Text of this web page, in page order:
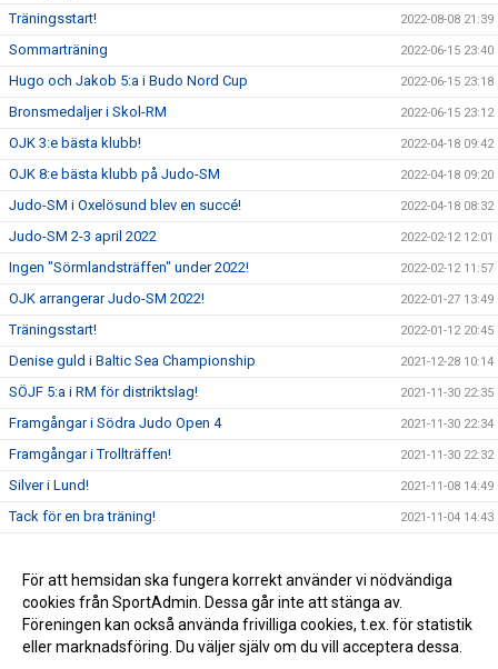
Träningsstart! 2022-08-08 21:39
Sommarträning 2022-06-15 23:40
Hugo och Jakob 5:a i Budo Nord Cup 2022-06-15 23:18
Bronsmedaljer i Skol-RM 2022-06-15 23:12
OJK 3:e bästa klubb! 2022-04-18 09:42
OJK 8:e bästa klubb på Judo-SM 2022-04-18 09:20
Judo-SM i Oxelösund blev en succé! 2022-04-18 08:32
Judo-SM 2-3 april 2022 2022-02-12 12:01
Ingen "Sörmlandsträffen" under 2022! 2022-02-12 11:57
OJK arrangerar Judo-SM 2022! 2022-01-27 13:49
Träningsstart! 2022-01-12 20:45
Denise guld i Baltic Sea Championship 2021-12-28 10:14
SÖJF 5:a i RM för distriktslag! 2021-11-30 22:35
Framgångar i Södra Judo Open 4 2021-11-30 22:34
Framgångar i Trollträffen! 2021-11-30 22:32
Silver i Lund! 2021-11-08 14:49
Tack för en bra träning! 2021-11-04 14:43
Bronsmedaljer till Hugo och Jakob! 2021-11-01 22:45
Denise på Europacup! 2021-10-31 22:51
För att hemsidan ska fungera korrekt använder vi nödvändiga
cookies från SportAdmin. Dessa går inte att stänga av.
Föreningen kan också använda frivilliga cookies, t.ex. för statistik
eller marknadsföring. Du väljer själv om du vill acceptera dessa.